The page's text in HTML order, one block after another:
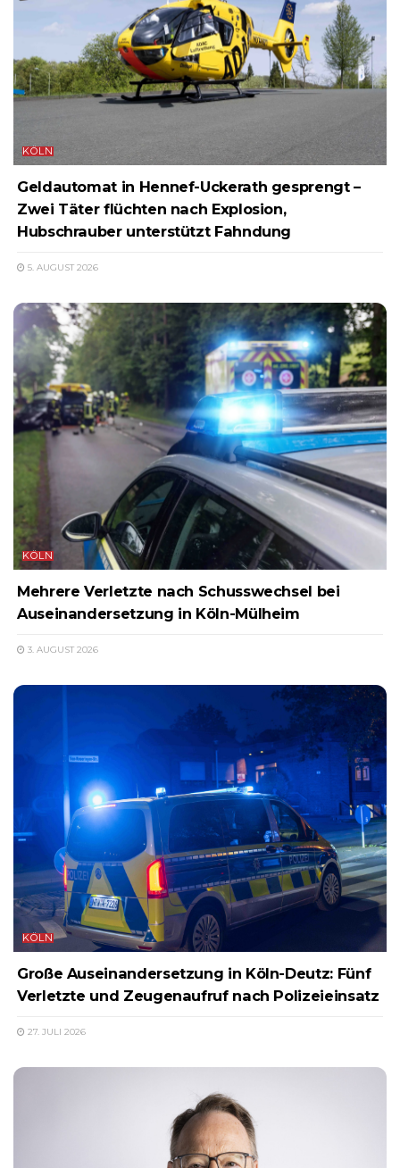
KÖLN
Geldautomat in Hennef-Uckerath gesprengt –
Zwei Täter flüchten nach Explosion,
Hubschrauber unterstützt Fahndung
5. AUGUST 2026
KÖLN
Mehrere Verletzte nach Schusswechsel bei
Auseinandersetzung in Köln-Mülheim
3. AUGUST 2026
KÖLN
Große Auseinandersetzung in Köln-Deutz: Fünf
Verletzte und Zeugenaufruf nach Polizeieinsatz
27. JULI 2026